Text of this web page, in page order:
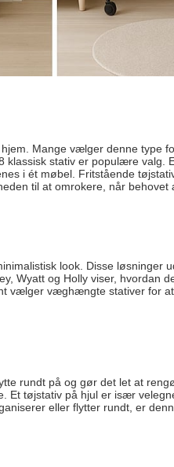
Mange vælger denne type
klassisk stativ er populære valg.
i ét møbel. Fritstående
til at omrokere, når behovet
look. Disse løsninger
Wyatt og Holly viser, hvordan
vælger væghængte stativer for at
rundt på og gør det let at
Et tøjstativ på hjul er især
eller flytter rundt, er